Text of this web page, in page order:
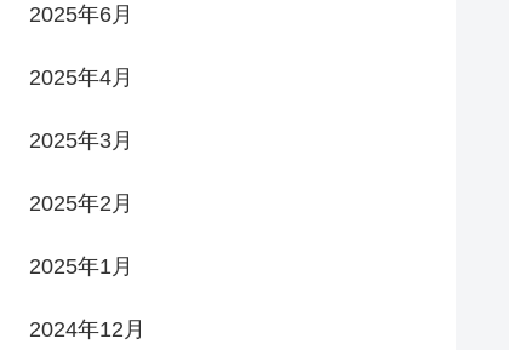
2025年6月
2025年4月
2025年3月
2025年2月
2025年1月
2024年12月